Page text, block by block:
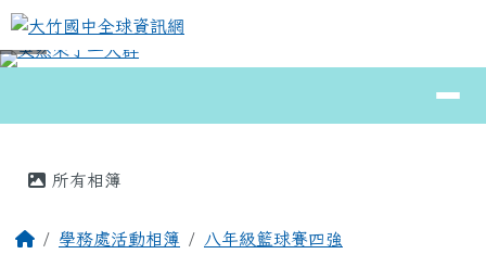
跳至主內容區
大竹國中全球資訊網
⏸
所有相簿
回首頁學務處活動相簿 八年級籃球賽四強